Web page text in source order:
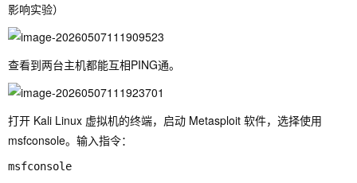
影响实验）
查看到两台主机都能互相PING通。
打开 Kali Linux 虚拟机的终端，启动 Metasploit 软件，选择使用
msfconsole。输入指令：